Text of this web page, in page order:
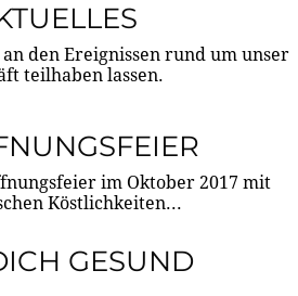
den Ereignissen rund um unser
teilhaben lassen.
im Oktober 2017 mit
Köstlichkeiten...
GESUND